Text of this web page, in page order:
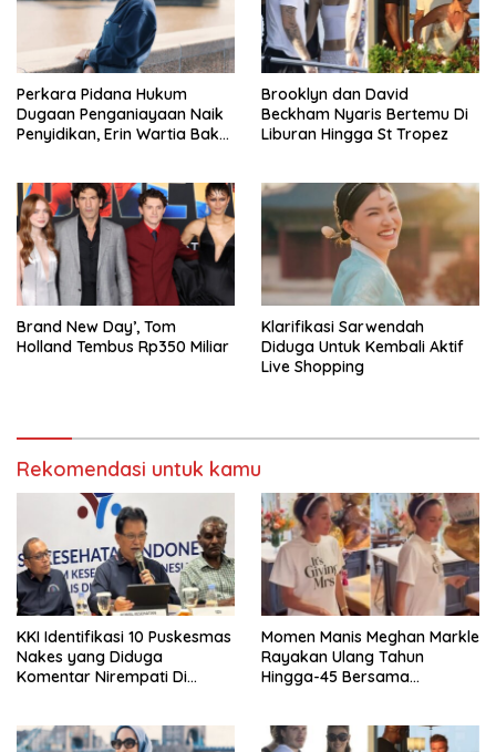
Perkara Pidana Hukum
Dugaan Penganiayaan Naik
Penyidikan, Erin Wartia Bakal
Brooklyn dan David
Beckham Nyaris Bertemu Di
Liburan Hingga St Tropez
Brand New Day’, Tom
Holland Tembus Rp350 Miliar
Klarifikasi Sarwendah
Diduga Untuk Kembali Aktif
Live Shopping
Rekomendasi untuk kamu
KKI Identifikasi 10 Puskesmas
Nakes yang Diduga
Komentar Nirempati Di
Momen Manis Meghan Markle
Rayakan Ulang Tahun
Hingga-45 Bersama